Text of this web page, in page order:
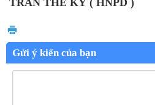
Gửi ý kiến của bạn